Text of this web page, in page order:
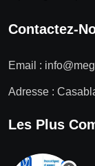
Contactez-
Email :
Adresse :
Les Plus